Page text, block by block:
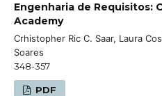
Engenharia de Requisitos:
Academy
Crhistopher Ric C. Saar, Laura
Soares
348-357
PDF